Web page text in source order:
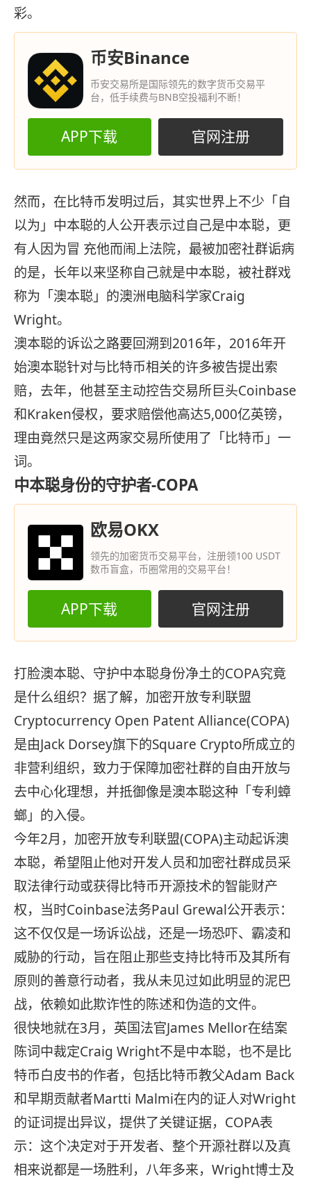
彩。
币安Binance
币安交易所是国际领先的数字货币交易平
台，低手续费与BNB空投福利不断！
APP下载 官网注册
然而，在比特币发明过后，其实世界上不少「自
以为」中本聪的人公开表示过自己是中本聪，更
有人因为冒 充他而闹上法院，最被加密社群诟病
的是，长年以来坚称自己就是中本聪，被社群戏
称为「澳本聪」的澳洲电脑科学家Craig
Wright。
澳本聪的诉讼之路要回溯到2016年，2016年开
始澳本聪针对与比特币相关的许多被告提出索
赔，去年，他甚至主动控告交易所巨头Coinbase
和Kraken侵权，要求赔偿他高达5,000亿英镑，
理由竟然只是这两家交易所使用了「比特币」一
词。
中本聪身份的守护者-COPA
欧易OKX
领先的加密货币交易平台，注册领100 USDT
数币盲盒，币圈常用的交易平台！
APP下载 官网注册
打脸澳本聪、守护中本聪身份净土的COPA究竟
是什么组织？据了解，加密开放专利联盟
Cryptocurrency Open Patent Alliance(COPA)
是由Jack Dorsey旗下的Square Crypto所成立的
非营利组织，致力于保障加密社群的自由开放与
去中心化理想，并抵御像是澳本聪这种「专利蟑
螂」的入侵。
今年2月，加密开放专利联盟(COPA)主动起诉澳
本聪，希望阻止他对开发人员和加密社群成员采
取法律行动或获得比特币开源技术的智能财产
权，当时Coinbase法务Paul Grewal公开表示：
这不仅仅是一场诉讼战，还是一场恐吓、霸凌和
威胁的行动，旨在阻止那些支持比特币及其所有
原则的善意行动者，我从未见过如此明显的泥巴
战，依赖如此欺诈性的陈述和伪造的文件。
很快地就在3月，英国法官James Mellor在结案
陈词中裁定Craig Wright不是中本聪，也不是比
特币白皮书的作者，包括比特币教父Adam Back
和早期贡献者Martti Malmi在内的证人对Wright
的证词提出异议，提供了关键证据，COPA表
示：这个决定对于开发者、整个开源社群以及真
相来说都是一场胜利，八年多来，Wright博士及